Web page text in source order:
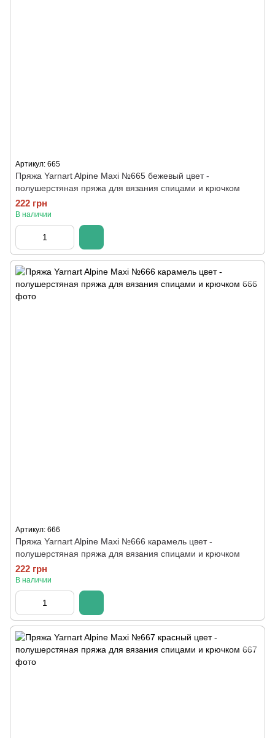
Артикул: 665
Пряжа Yarnart Alpine Maxi №665 бежевый цвет -
полушерстяная пряжа для вязания спицами и крючком
222 грн
В наличии
Артикул: 666
Пряжа Yarnart Alpine Maxi №666 карамель цвет -
полушерстяная пряжа для вязания спицами и крючком
222 грн
В наличии